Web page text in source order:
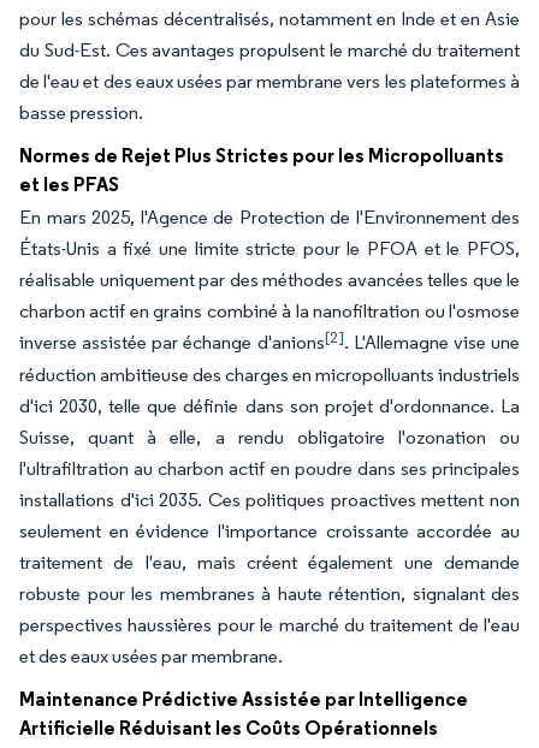
pour les schémas décentralisés, notamment en Inde et en Asie
du Sud-Est. Ces avantages propulsent le marché du traitement
de l'eau et des eaux usées par membrane vers les plateformes à
basse pression.
Normes de Rejet Plus Strictes pour les Micropolluants
et les PFAS
En mars 2025, l'Agence de Protection de l'Environnement des
États-Unis a fixé une limite stricte pour le PFOA et le PFOS,
réalisable uniquement par des méthodes avancées telles que le
charbon actif en grains combiné à la nanofiltration ou l'osmose
inverse assistée par échange d'anions[2]. L'Allemagne vise une
réduction ambitieuse des charges en micropolluants industriels
d'ici 2030, telle que définie dans son projet d'ordonnance. La
Suisse, quant à elle, a rendu obligatoire l'ozonation ou
l'ultrafiltration au charbon actif en poudre dans ses principales
installations d'ici 2035. Ces politiques proactives mettent non
seulement en évidence l'importance croissante accordée au
traitement de l'eau, mais créent également une demande
robuste pour les membranes à haute rétention, signalant des
perspectives haussières pour le marché du traitement de l'eau
et des eaux usées par membrane.
Maintenance Prédictive Assistée par Intelligence
Artificielle Réduisant les Coûts Opérationnels